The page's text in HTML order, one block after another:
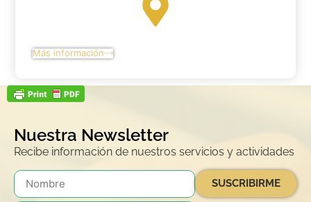
Más información
Nuestra Newsletter
Recibe información de nuestros servicios y actividades
SUSCRIBIRME